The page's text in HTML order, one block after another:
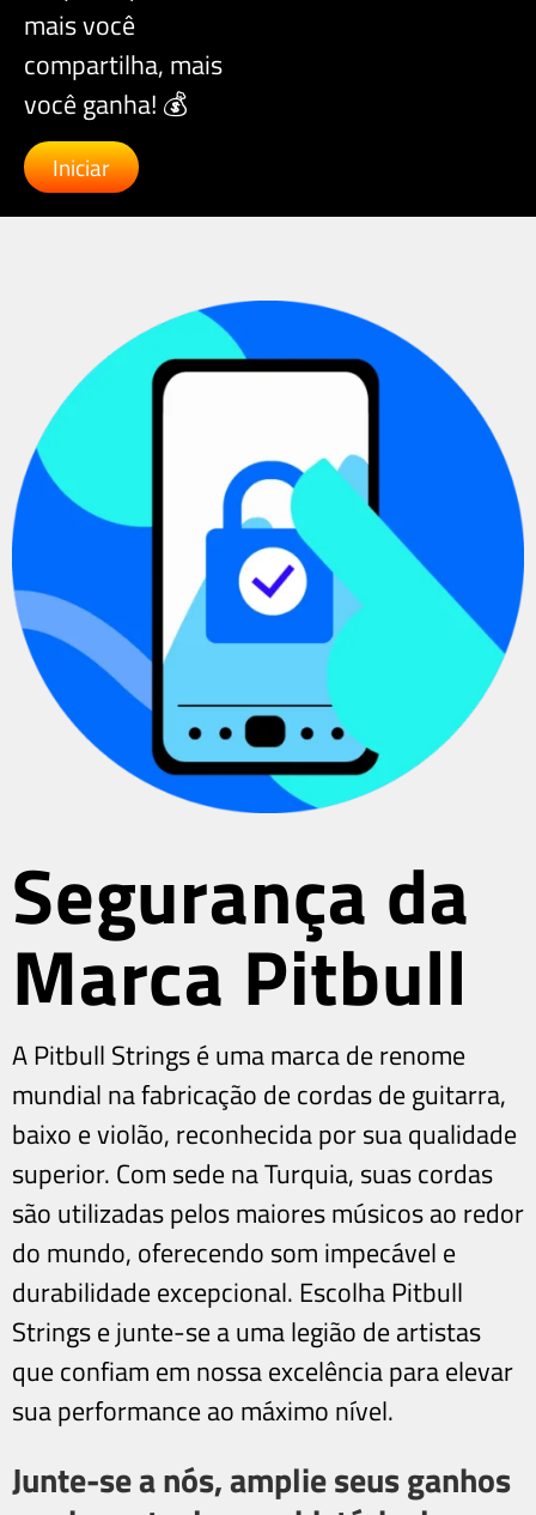
mais você
compartilha, mais
você ganha! 💰
Iniciar
Segurança da
Marca Pitbull
A Pitbull Strings é uma marca de renome
mundial na fabricação de cordas de guitarra,
baixo e violão, reconhecida por sua qualidade
superior. Com sede na Turquia, suas cordas
são utilizadas pelos maiores músicos ao redor
do mundo, oferecendo som impecável e
durabilidade excepcional. Escolha Pitbull
Strings e junte-se a uma legião de artistas
que confiam em nossa excelência para elevar
sua performance ao máximo nível.
Junte-se a nós, amplie seus ganhos